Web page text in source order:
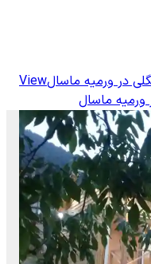
در ورمیه ماسالView
ورمیه ماسال